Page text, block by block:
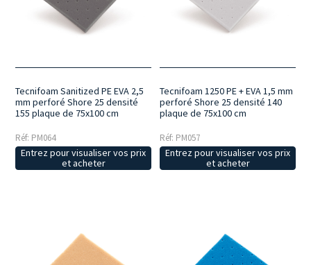
Tecnifoam Sanitized PE EVA 2,5
mm perforé Shore 25 densité
155 plaque de 75x100 cm
Réf: PM064
Entrez pour visualiser vos prix
et acheter
Tecnifoam 1250 PE + EVA 1,5 mm
perforé Shore 25 densité 140
plaque de 75x100 cm
Réf: PM057
Entrez pour visualiser vos prix
et acheter